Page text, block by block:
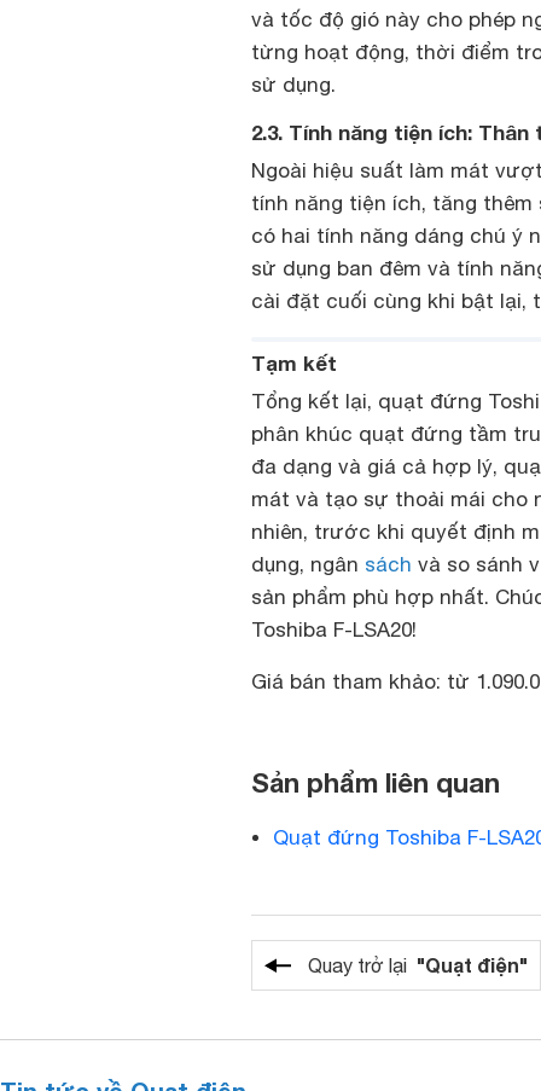
và tốc độ gió này cho phép
từng hoạt động, thời điểm
sử dụng.
2.3. Tính năng tiện ích:
Ngoài hiệu suất làm mát
tính năng tiện ích, tăng
có hai tính năng dáng chú ý
sử dụng ban đêm và tính
cài đặt cuối cùng khi bật lại,
Tạm kết
Tổng kết lại, quạt đứng
phân khúc quạt đứng tầm
đa dạng và giá cả hợp lý,
mát và tạo sự thoải mái cho
nhiên, trước khi quyết định
dụng, ngân sách và so sánh
sản phẩm phù hợp nhất.
Toshiba F-LSA20!
Giá bán tham khảo: từ
Sản phẩm liên quan
Quạt đứng Toshiba F-
Quay trở lại "Quạt điện"